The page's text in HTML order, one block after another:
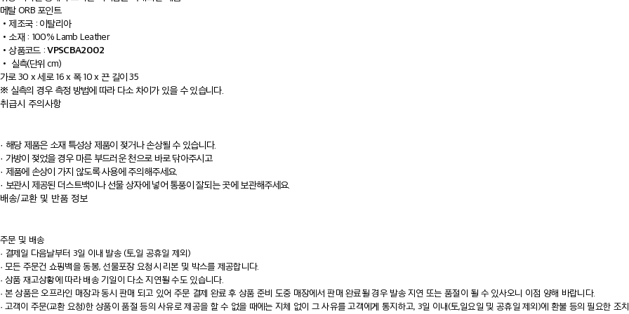
메탈 ORB 포인트
• 제조국 : 이탈리아
• 소재 : 100% Lamb Leather
•상품코드 :VPSCBA2002
• 실측(단위 cm)
가로 30 x 세로 16 x 폭 10 x 끈 길이 35
※ 실측의 경우 측정 방법에 따라 다소 차이가 있을 수 있습니다.
취급시 주의사항
· 해당 제품은 소재 특성상 제품이 젖거나 손상될 수 있습니다.
· 가방이 젖었을 경우 마른 부드러운 천으로 바로 닦아주시고
· 제품에 손상이 가지 않도록 사용에 주의해주세요.
· 보관시 제공된 더스트백이나 선물 상자에 넣어 통풍이 잘되는 곳에 보관해주세요.
배송/교환 및 반품 정보
주문 및 배송
· 결제일 다음날부터 3일 이내 발송 (토,일 공휴일 제외)
· 모든 주문건 쇼핑백을 동봉, 선물포장 요청시 리본 및 박스를 제공합니다.
· 상품 재고상황에 따라 배송 기일이 다소 지연될 수도 있습니다.
· 본 상품은 오프라인 매장과 동시 판매 되고 있어 주문 결제 완료 후 상품 준비 도중 매장에서 판매 완료될 경우 발송 지연 또는 품절이 될 수 있사오니 이점 양해 바랍니다.
· 고객이 주문(교환 요청)한 상품이 품절 등의 사유로 제공을 할 수 없을 때에는 지체 없이 그 사유를 고객에게 통지하고, 3일 이내(토,일요일 및 공휴일 제외)에 환불 등의 필요한 조